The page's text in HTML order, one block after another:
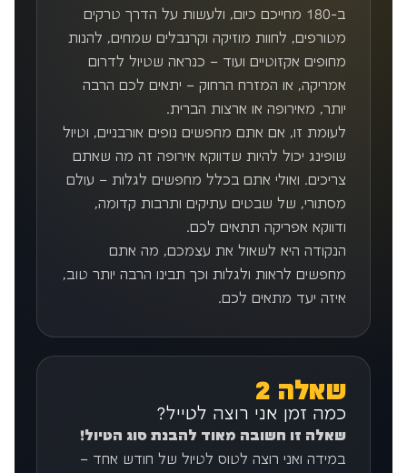
ב-180 מחייכם כיום, ולעשות על הדרך טרקים
מטורפים, לחוות מוזיקה וקרנבלים שמחים, להנות
מחופים אקזוטיים ועוד – כנראה שטיול לדרום
אמריקה, או המזרח הרחוק – יתאים לכם הרבה
יותר, מאירופה או ארצות הברית.
לעומת זו, אם אתם מחפשים נופים אורבניים, וטיול
שופינג יכול להיות שדווקא אירופה זה מה שאתם
צריכים. ואולי אתם בכלל מחפשים לגלות – עולם
מסתורי, של שבטים עתיקים ותרבות קדומה,
ודווקא אפריקה תתאים לכם.
הנקודה היא לשאול את עצמכם, מה אתם
מחפשים לראות ולגלות וכך תבינו הרבה יותר טוב,
איזה יעד מתאים לכם.
שאלה 2
כמה זמן אני רוצה לטייל?
שאלה זו חשובה מאוד להבנת סוג הטיול!
במידה ואני רוצה לטוס לטיול של חודש אחד –